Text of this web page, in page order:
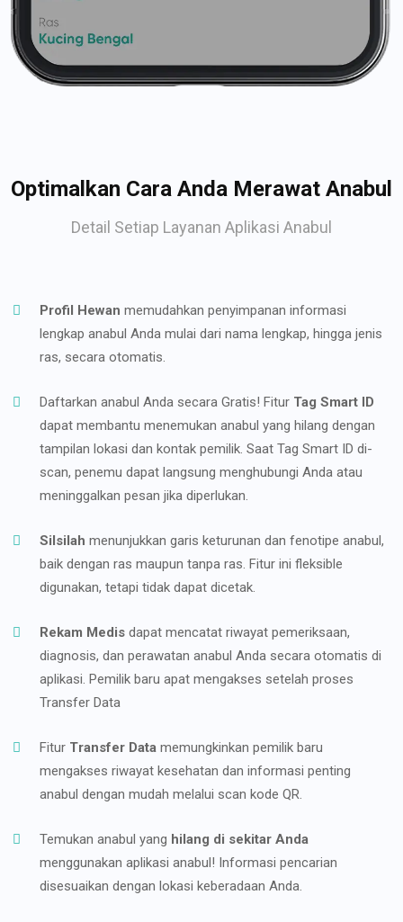
Optimalkan Cara Anda Merawat Anabul
Detail Setiap Layanan Aplikasi Anabul
Profil Hewan memudahkan penyimpanan informasi
lengkap anabul Anda mulai dari nama lengkap, hingga jenis
ras, secara otomatis.
Daftarkan anabul Anda secara Gratis! Fitur Tag Smart ID
dapat membantu menemukan anabul yang hilang dengan
tampilan lokasi dan kontak pemilik. Saat Tag Smart ID di-
scan, penemu dapat langsung menghubungi Anda atau
meninggalkan pesan jika diperlukan.
Silsilah menunjukkan garis keturunan dan fenotipe anabul,
baik dengan ras maupun tanpa ras. Fitur ini fleksible
digunakan, tetapi tidak dapat dicetak.
Rekam Medis dapat mencatat riwayat pemeriksaan,
diagnosis, dan perawatan anabul Anda secara otomatis di
aplikasi. Pemilik baru apat mengakses setelah proses
Transfer Data
Fitur Transfer Data memungkinkan pemilik baru
mengakses riwayat kesehatan dan informasi penting
anabul dengan mudah melalui scan kode QR.
Temukan anabul yang hilang di sekitar Anda
menggunakan aplikasi anabul! Informasi pencarian
disesuaikan dengan lokasi keberadaan Anda.